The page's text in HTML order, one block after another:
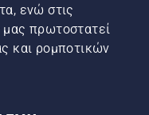
ενώ στις
μας πρωτοστατεί
και ρομποτικών